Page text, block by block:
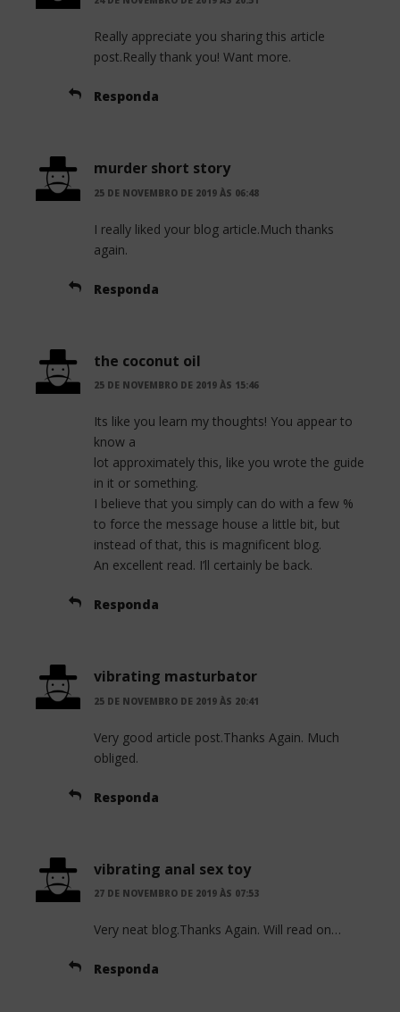
Really appreciate you sharing this article
post.Really thank you! Want more.
Responda
murder short story
25 DE NOVEMBRO DE 2019 ÀS 06:48
I really liked your blog article.Much thanks
again.
Responda
the coconut oil
25 DE NOVEMBRO DE 2019 ÀS 15:46
Its like you learn my thoughts! You appear to
know a
lot approximately this, like you wrote the guide
in it or something.
I believe that you simply can do with a few %
to force the message house a little bit, but
instead of that, this is magnificent blog.
An excellent read. I’ll certainly be back.
Responda
vibrating masturbator
25 DE NOVEMBRO DE 2019 ÀS 20:41
Very good article post.Thanks Again. Much
obliged.
Responda
vibrating anal sex toy
27 DE NOVEMBRO DE 2019 ÀS 07:53
Very neat blog.Thanks Again. Will read on…
Responda